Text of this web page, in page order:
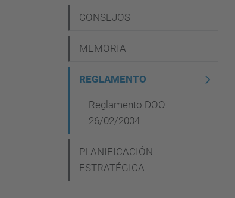
a
v
g
i
CONSEJOS
MEMORIA
REGLAMENTO
Reglamento DOO
26/02/2004
PLANIFICACIÓN
ESTRATÉGICA